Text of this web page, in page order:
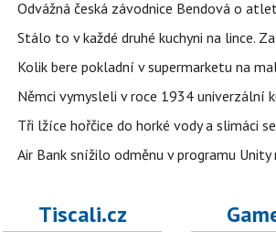
Odvážná česká závodnice Bendová o
Stálo to v každé druhé kuchyni na lince.
Kolik bere pokladní v supermarketu na
Němci vymysleli v roce 1934 univerzální
Tři lžíce hořčice do horké vody a slimáci
Air Bank snížilo odměnu v programu
Tiscali.cz